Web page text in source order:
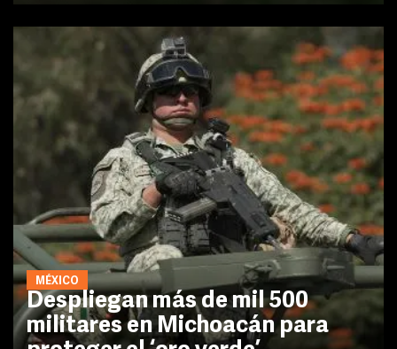
MÉXICO
Despliegan más de mil 500
militares en Michoacán para